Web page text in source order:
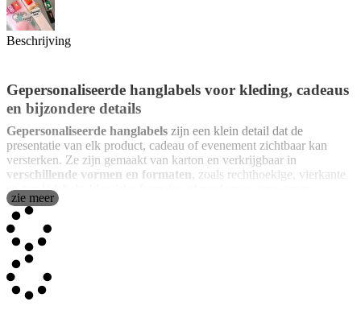
Beschrijving
Gepersonaliseerde hanglabels voor kleding, cadeaus
en bijzondere details
Gepersonaliseerde hanglabels zijn een klein detail dat de
presentatie van elk product, cadeau of evenement zichtbaar kan
versterken. Ze zijn gemaakt van karton en verkrijgbaar in
verschillende vormen en formaten , zoals rechthoekige, vierkante
en ronde labels, klassieke formaten of modernere ontwerpen.
Bovendien zijn ze al voorzien van een
je ze eenvoudig kunt bevestigen met touw, lint, koord, raffia of een
ander bevestigingssysteem, zonder lijm of speciale houders. Ze zijn
perfect als
kledingstuk, als labels voor flessen, potjes, ambachtelijke
verpakkingen, relatiegeschenken, bruiloftsdetails, eventdecoratie,
bedankjes voor gasten, handmade producten, modemerken,
zie meer